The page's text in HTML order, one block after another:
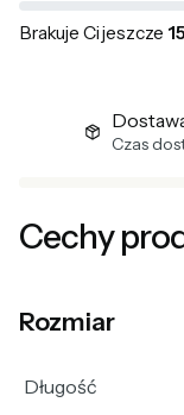
Brakuje Ci jeszcze
Czas
Cechy
Rozmiar
Długość